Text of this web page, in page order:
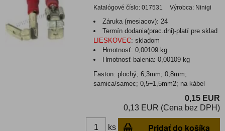
Katalógové číslo: 017531 Výrobca: Ninigi
Záruka (mesiacov): 24
Termín dodania(prac.dni)-platí pre sklad
LIESKOVEC: skladom
Hmotnosť:0,00109 kg
Hmotnosť balenia:0,00109 kg
Faston: plochý; 6,3mm; 0,8mm;
samica/samec; 0,5÷1,5mm2; na kábel
0,15 EUR
0,13 EUR (Cena bez DPH)
ks Pridať do košíka